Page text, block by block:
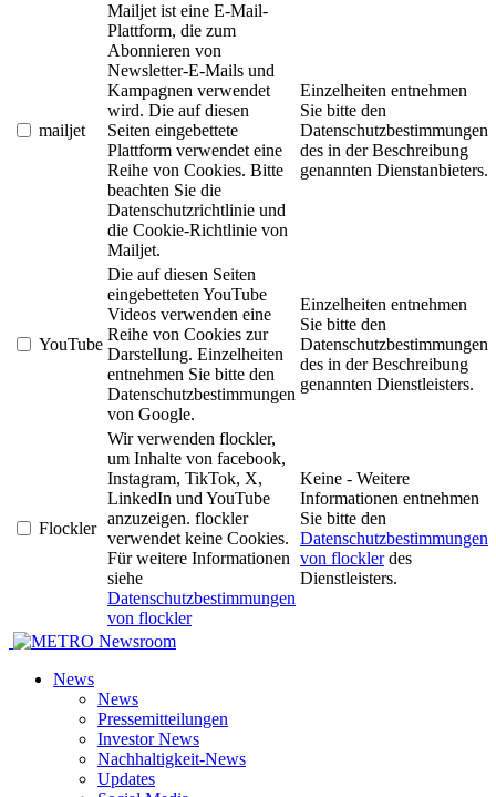
mailjet
Mailjet ist eine E-Mail-
Plattform, die zum
Abonnieren von
Newsletter-E-Mails und
Kampagnen verwendet
wird. Die auf diesen
Seiten eingebettete
Plattform verwendet eine
Reihe von Cookies. Bitte
beachten Sie die
Datenschutzrichtlinie und
die Cookie-Richtlinie von
Mailjet.
Einzelheiten entnehmen
Sie bitte den
Datenschutzbestimmungen
des in der Beschreibung
genannten Dienstanbieters.
YouTube
Die auf diesen Seiten
eingebetteten YouTube
Videos verwenden eine
Reihe von Cookies zur
Darstellung. Einzelheiten
entnehmen Sie bitte den
Datenschutzbestimmungen
von Google.
Einzelheiten entnehmen
Sie bitte den
Datenschutzbestimmungen
des in der Beschreibung
genannten Dienstleisters.
Flockler
Wir verwenden flockler,
um Inhalte von facebook,
Instagram, TikTok, X,
LinkedIn und YouTube
anzuzeigen. flockler
verwendet keine Cookies.
Für weitere Informationen
siehe
Datenschutzbestimmungen
von flockler
Keine - Weitere
Informationen entnehmen
Sie bitte den
Datenschutzbestimmungen
von flocklerdes
Dienstleisters.
Newsroom
News
News
Pressemitteilungen
Investor News
Nachhaltigkeit-News
Updates